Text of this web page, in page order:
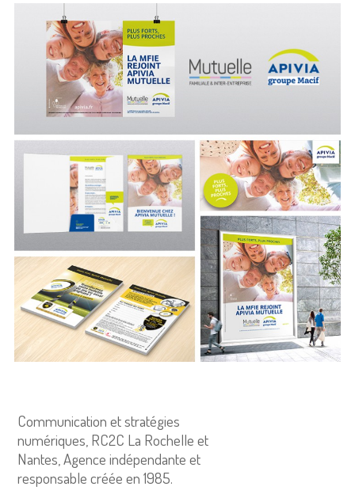
Communication et stratégies
numériques, RC2C La Rochelle et
Nantes, Agence indépendante et
responsable créée en 1985.